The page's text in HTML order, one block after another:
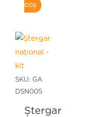
coș
SKU: GA
DSN005
Ștergar